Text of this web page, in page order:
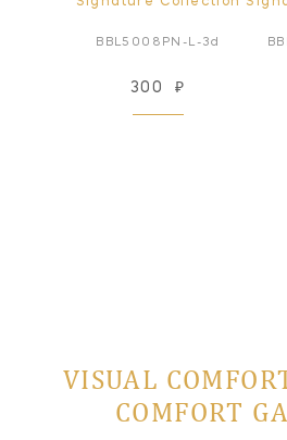
BBL5008PN-L-3d
300 ₽
VISUAL
COMFORT